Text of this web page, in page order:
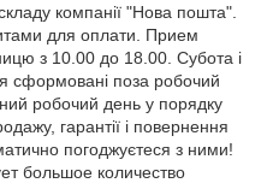
компанії "Нова пошта".
для оплати. Прием
з 10.00 до 18.00. Субота і
сформовані поза робочий
робочий день у порядку
гарантії і повернення
погоджуєтеся з ними!
большое количество